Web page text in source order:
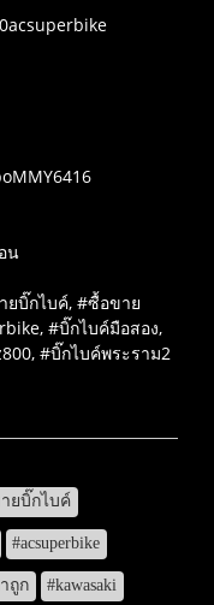
น
ยบิ๊กไบค์, #ซื้อขาย
#บิ๊กไบค์มือสอง,
#บิ๊กไบค์พระราม2
ยบิ๊กไบค์
#acsuperbike
ถูก #kawasaki